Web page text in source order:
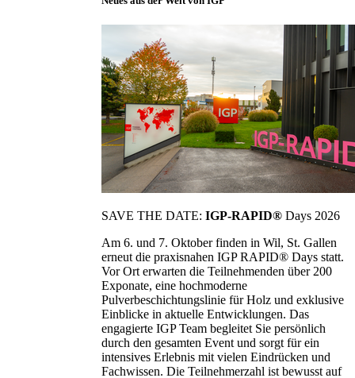
SAVE THE DATE: IGP-RAPID® Days 2026
Am 6. und 7. Oktober finden in Wil, St. Gallen
erneut die praxisnahen IGP RAPID® Days statt.
Vor Ort erwarten die Teilnehmenden über 200
Exponate, eine hochmoderne
Pulverbeschichtungslinie für Holz und exklusive
Einblicke in aktuelle Entwicklungen. Das
engagierte IGP Team begleitet Sie persönlich
durch den gesamten Event und sorgt für ein
intensives Erlebnis mit vielen Eindrücken und
Fachwissen. Die Teilnehmerzahl ist bewusst auf